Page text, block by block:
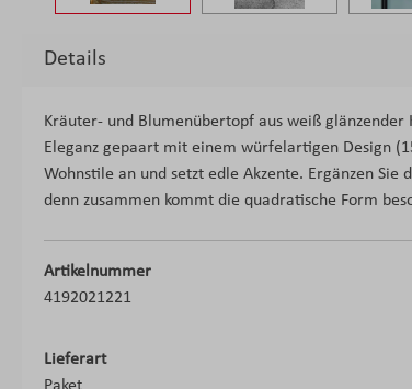
Details
Kräuter- und Blumenübertopf aus weiß
Eleganz gepaart mit einem würfelartigen Design
Wohnstile an und setzt edle Akzente. Ergänzen
denn zusammen kommt die quadratische Form
Artikelnummer
4192021221
Lieferart